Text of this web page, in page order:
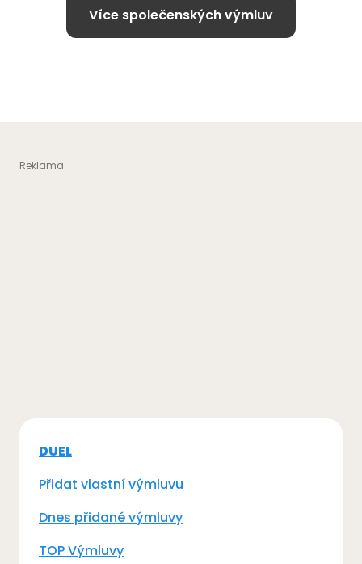
Více společenských výmluv
DUEL
Přidat vlastní výmluvu
Dnes přidané výmluvy
TOP Výmluvy